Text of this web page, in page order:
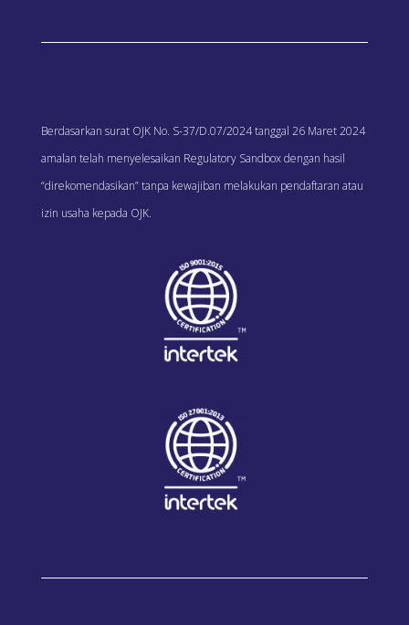
Berdasarkan surat OJK No. S-37/D.07/2024 tanggal 26 Maret 2024
amalan telah menyelesaikan Regulatory Sandbox dengan hasil
“direkomendasikan” tanpa kewajiban melakukan pendaftaran atau
izin usaha kepada OJK.